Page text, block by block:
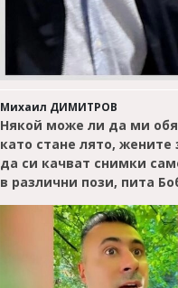
Михаил ДИМИТРОВ
Някой може ли да ми
като стане лято, жените
да си качват снимки
в различни пози, пита